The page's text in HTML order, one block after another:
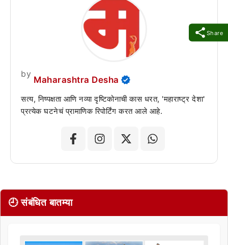
Share
by
Maharashtra Desha
सत्य, निष्पक्षता आणि नव्या दृष्टिकोनाची कास धरत, 'महाराष्ट्र देशा'
प्रत्येक घटनेचं प्रामाणिक रिपोर्टिंग करत आले आहे.
🕘 संबंधित बातम्या